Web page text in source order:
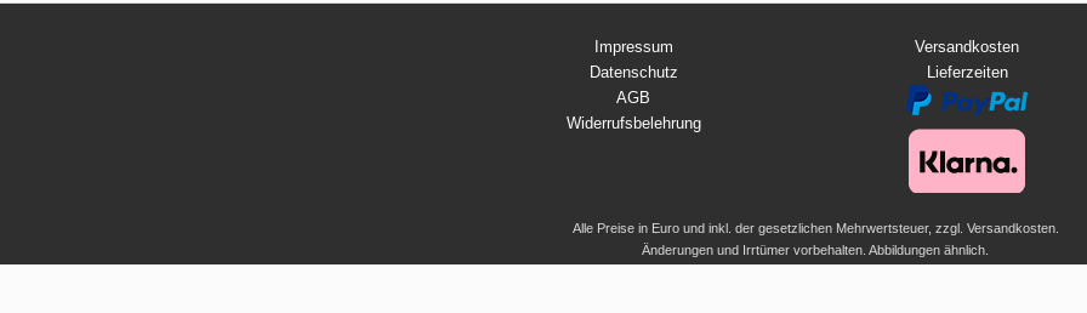
Impressum
Datenschutz
AGB
Widerrufsbelehrung
Versandkosten
Lieferzeiten
Alle Preise in Euro und inkl. der gesetzlichen Mehrwertsteuer, zzgl. Versandkosten.
Änderungen und Irrtümer vorbehalten. Abbildungen ähnlich.